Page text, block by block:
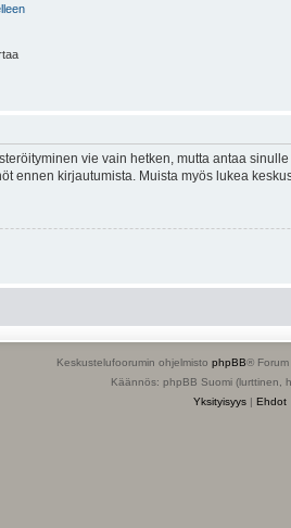
vie vain hetken, mutta antaa
ennen kirjautumista. Muista myös lukea
Keskustelufoorumin ohjelmisto phpBB®
Käännös: phpBB Suomi (lurttinen,
Yksityisyys | Ehdot